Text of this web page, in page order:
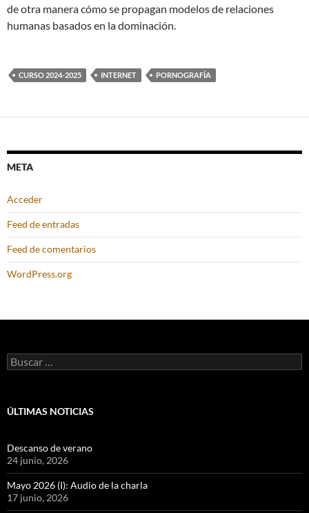
de otra manera cómo se propagan modelos de relaciones
humanas basados en la dominación.
CURSO 2024-2025 INTERNET PORNOGRAFÍA
META
Acceder
Feed de entradas
Feed de comentarios
WordPress.org
Buscar:
ÚLTIMAS NOTICIAS
Descanso de verano
24 junio, 2026
Mayo 2026 (I): Audio de la charla
17 junio, 2026